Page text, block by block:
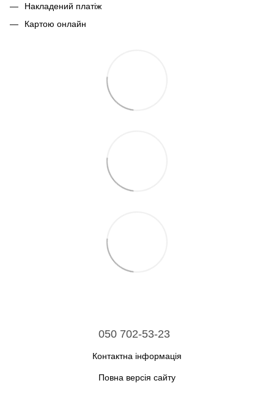
Накладений платіж
Картою онлайн
050 702-53-23
Контактна інформація
Повна версія сайту